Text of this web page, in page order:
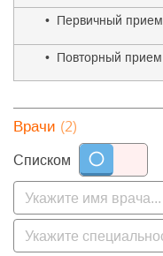
• Первичный прием
• Повторный прием
Врачи (2)
Списком